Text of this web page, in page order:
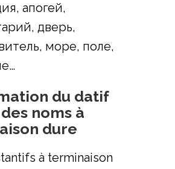
апогей,
дверь,
море, поле,
du datif
noms à
dure
à terminaison